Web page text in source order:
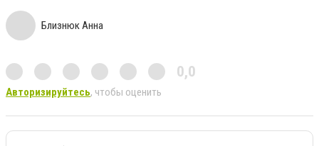
Близнюк Анна
0,0
Авторизируйтесь, чтобы оценить